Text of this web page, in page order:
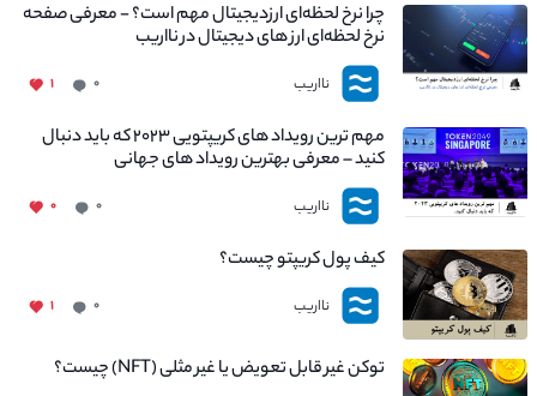
چرا نرخ لحظه‌ای ارزدیجیتال مهم است؟ - معرفی صفحه
نرخ لحظه‌ای ارز های دیجیتال در نااریب
نااریب ۰ ۱
مهم ترین رویداد های کریپتویی ۲۰۲۳ که باید دنبال
کنید – معرفی بهترین رویداد های جهانی
نااریب ۰ ۰
کیف پول کریپتو چیست؟
نااریب ۰ ۱
توکن غیر قابل تعویض یا غیر مثلی (NFT) چیست؟